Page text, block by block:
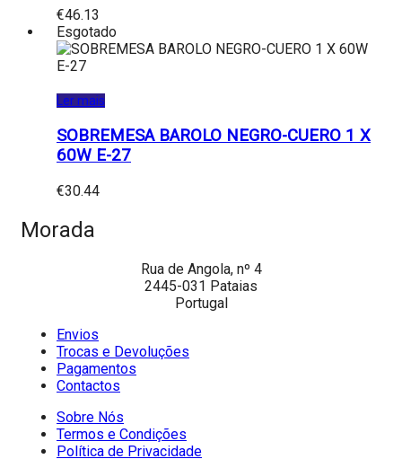
€46.13
Esgotado
Ler mais
SOBREMESA BAROLO NEGRO-CUERO 1 X
60W E-27
€30.44
Morada
Rua de Angola, nº 4
2445-031 Pataias
Portugal
Envios
Trocas e Devoluções
Pagamentos
Contactos
Sobre Nós
Termos e Condições
Política de Privacidade